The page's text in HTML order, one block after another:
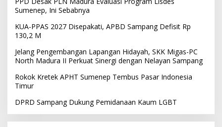
Sumenep, Ini Sebabnya
KUA-PPAS 2027 Disepakati, APBD Sampang Defisit Rp
130,2 M
Jelang Pengembangan Lapangan Hidayah, SKK Migas-PC
North Madura II Perkuat Sinergi dengan Nelayan Sampang
Rokok Kretek APHT Sumenep Tembus Pasar Indonesia
Timur
DPRD Sampang Dukung Pemidanaan Kaum LGBT